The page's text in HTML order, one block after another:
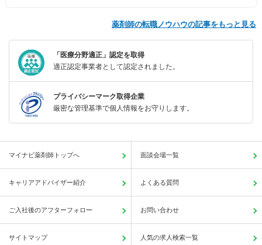
薬剤師の転職ノウハウの記事をもっと見る
「医療分野適正」認定を取得
適正認定事業者として認定されました。
プライバシーマーク取得企業
厳密な管理基準で個人情報をお守りします。
マイナビ薬剤師トップへ 面談会場一覧
キャリアアドバイザー紹介 よくある質問
ご入社後のアフターフォロー お問い合わせ
サイトマップ 人気の求人検索一覧